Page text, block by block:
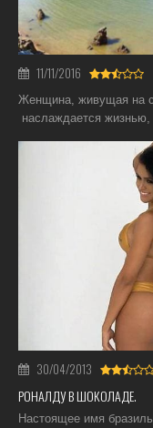
11/11/2016
Женщина, живущая на
наслаждается жизнью,
30/04/2013
РОНАЛДУ В ШОКОЛАДЕ.
Настоящее имя